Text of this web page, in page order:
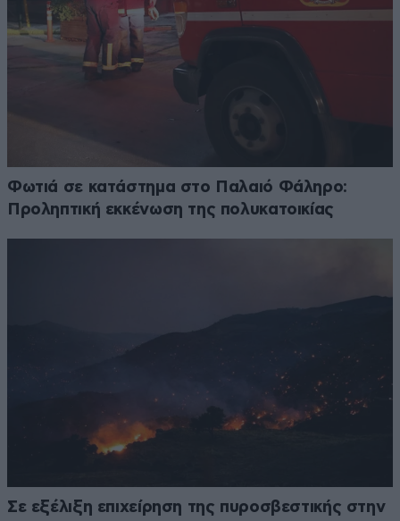
Φωτιά σε κατάστημα στο Παλαιό Φάληρο:
Προληπτική εκκένωση της πολυκατοικίας
Σε εξέλιξη επιχείρηση της πυροσβεστικής στην